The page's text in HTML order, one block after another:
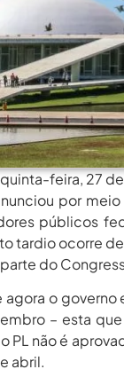
feira, 27
por
públicos
tardio ocorre
do
agora o governo
– esta
PL não é
abril.